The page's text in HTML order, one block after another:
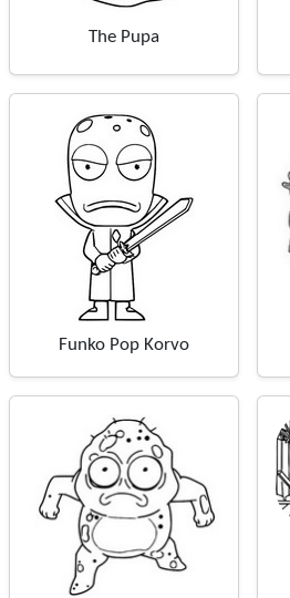
The Pupa
Funko Pop Korvo